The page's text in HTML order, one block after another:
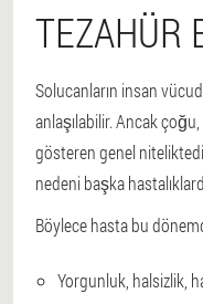
TEZAHÜR
Solucanların insan
anlaşılabilir. Ancak
gösteren genel
nedeni başka
Böylece hasta bu
Yorgunluk, halsizlik,